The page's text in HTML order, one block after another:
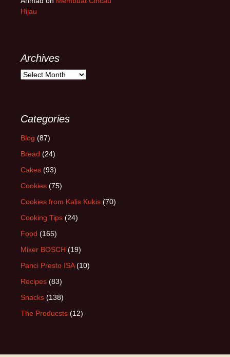
Hijau
Archives
Archives
Categories
Blog (87)
Bread (24)
Cakes (93)
Cookies (75)
Cookies from Kalis Kukis (70)
Cooking Tips (24)
Food (165)
Mixer BOSCH (19)
Panci Presto ISA(10)
Recipes (83)
Snacks (138)
The Producsts (12)